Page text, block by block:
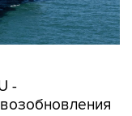
-
уже 51
судно,